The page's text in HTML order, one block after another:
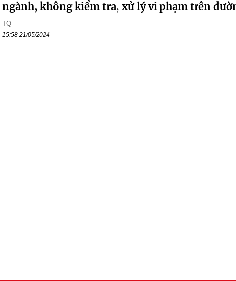
ngành, không kiểm tra, xử lý vi phạm trên
TQ
15:58 21/05/2024